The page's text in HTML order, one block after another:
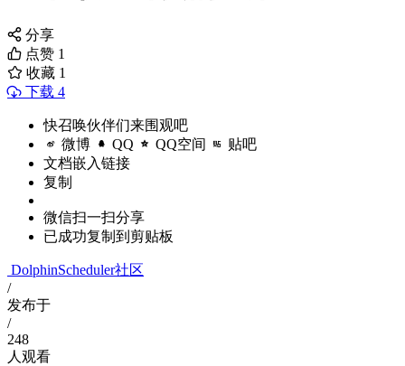
分享
点赞 1
收藏 1
下载 4
快召唤伙伴们来围观吧
微博 QQ QQ空间 贴吧
文档嵌入链接
复制
微信扫一扫分享
已成功复制到剪贴板
DolphinScheduler社区
/
发布于
/
248
人观看